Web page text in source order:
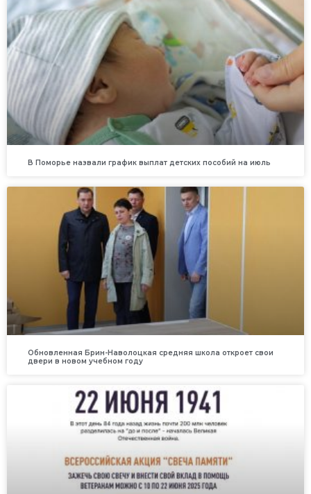
В Поморье назвали график выплат детских пособий на июль
Обновленная Брин-Наволоцкая средняя школа откроет свои
двери в новом учебном году